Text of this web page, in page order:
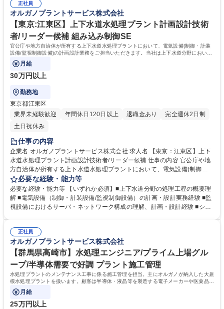
監理技術者(機械器具設置)半導体需要で好調
に普及した全国の多くの上下水道施設が老朽化、更新時期を迎えていま
す。「水」の能力を引き出すプライム市場上場オルガノグループで、水処
理プラントに関する経験を活かして活躍できます。 学歴・資格 学歴：大
学院 大学 高専 短大 専修学校 高校 語学力： 資格：監理技術者 第一種運転
免許普通自動車
正社員
オルガノプラントサービス株式会社
【東京:江東区】上下水道水処理プラント計画設計技術
者/リーダー候補 組み込み制御SE
官公庁や地方自治体が所有する上下水道水処理プラントにおいて、電気設備(制御・計装
設備/監視制御設備)の計画設計業務をご担当いただきます。当社は上下水道分野において
特に監視制御設備への提案・計画に力を
月給
30万円以上
勤務地
東京都江東区
業界未経験歓迎
年間休日120日以上 退職金あり
完全週休2日制
土日祝休み
仕事の内容
企業名 オルガノプラントサービス株式会社 求人名 【東京：江東区】上下
水道水処理プラント計画設計技術者/リーダー候補 仕事の内容 官公庁や地
方自治体が所有する上下水道水処理プラントにおいて、電気設備(制御・
計装設備/監視制御設備)の計画設計業務をご担当いただきます。当社は上
下水道分野において特に監視制御設備への提案・計画に力を いれており、
独自の監視システムを展開しています。これまでの豊富な経験や知見を活
かし、次世代の技術者育成にも貢献いただける即戦力経験者を募集しま
体、水道コンサルなど)への提案 ・プレゼン業務 ・電気計装監視の積算業
務 募集職種 【東京：江東区】上下水道水処理プラント計画設計技術者/リ
ーダー候補
必要な経験・能力等
必要な経験・能力等 【いずれか必須】■上下水道分野の処理工程の概要理
解 ■電気設備（制御・計装設備/監視制御設備）の計画・設計実務経験 ■監
視設備におけるサーバ・ネットワーク構成の理解、計画・設計経験 ■シス
に評価する資格等級格付制度を導入しています。・高度経済成長期に普及
した全国の多くの上下水道施設が老朽化、更新時期を迎えています。
「水」の能力を引き出すプライム市場上場オルガノグループで、これまで
の安全管理の経験を活かして活躍できます。 学歴・資格 学歴：大学院 大
学 高専 短大 専修学校 高校 語学力： 資格：第一種運転免許普通自動車
正社員
オルガノプラントサービス株式会社
【群馬県高崎市】水処理エンジニア/プライム上場グル
ープ/半導体需要で好調 プラント施工管理
水処理プラントのメンテナンス工事に係る施工管理を担当。主にオルガノが納入した大規
模水処理プラントを扱います。顧客は半導体・液晶等を製造する電子メーカーや医薬品メ
ーカー、食品メーカー等です。
月給
25万円以上